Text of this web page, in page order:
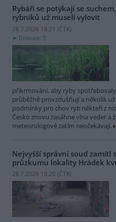
Rybáři se potýkají se
rybníků už museli vylovit
28.7.2026 18:21 (ČTK)
Diskuse: 5
přikrmování, aby ryby
průběžně provzdušňují a několik
podmínky pro chov ryb někteří z
Česko znovu zasáhne vlna veder
meteorologové zatím neočekávají.
Nejvyšší správní soud zamítl
průzkumu lokality Hrádek
28.7.2026 18:20 (ČTK)